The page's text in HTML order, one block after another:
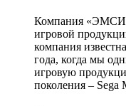
Компания
игровой
компания
года, когда мы
игровую
поколения – Sega